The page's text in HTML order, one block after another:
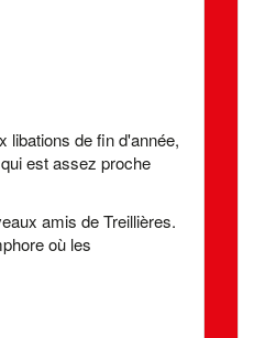
libations de fin d'année,
est assez proche
amis de Treillières.
où les